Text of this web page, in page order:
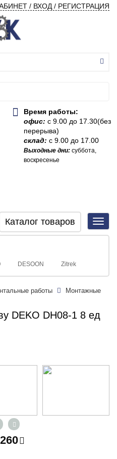
/ ВХОД / РЕГИСТРАЦИЯ
Время работы:
офис:с 9.00 до 17.30(без
перерыва)
склад:с 9.00 до 17.00
Выходные дни:суббота,
воскресенье
Каталог товаров
DESOON Zitrek
работы
Монтажные
DEKO DH08-1 8 ед
260